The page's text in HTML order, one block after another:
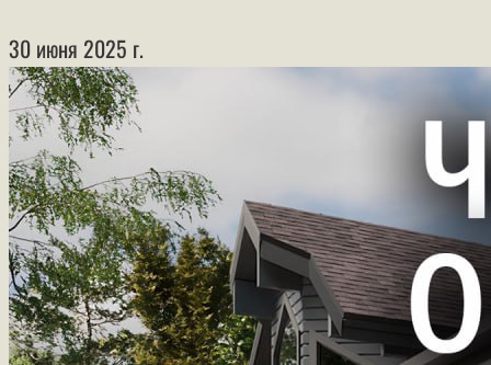
30 июня 2025 г.